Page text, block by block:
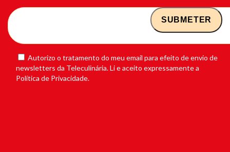
Autorizo o tratamento do meu email para efeito de envio de
newsletters da Teleculinária. Li e aceito expressamente a
Política de Privacidade.